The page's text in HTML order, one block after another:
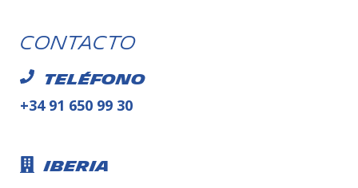
Contacto
Teléfono
+34 91 650 99 30
Iberia